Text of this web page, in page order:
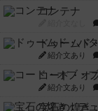
コンテナ
ドゥームド
紹介文あり
コード・オ
紹介文あり
宝石の煌き